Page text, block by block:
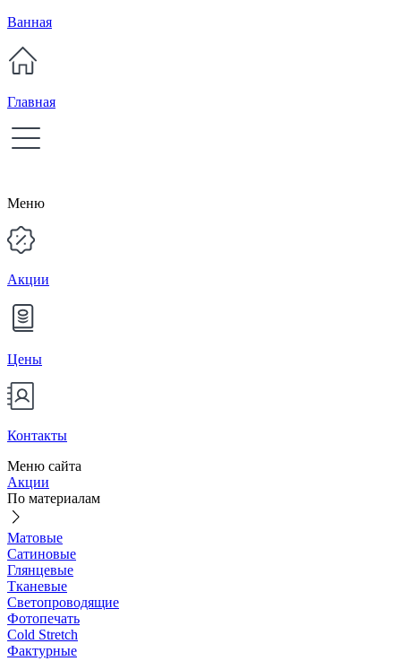
Ванная
Главная
Меню
Акции
Цены
Контакты
Меню сайта
Акции
По материалам
Матовые
Сатиновые
Глянцевые
Тканевые
Светопроводящие
Фотопечать
Cold Stretch
Фактурные